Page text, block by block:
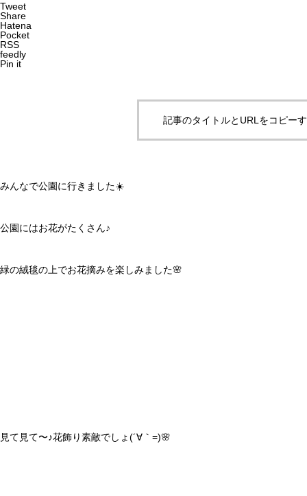
Tweet
Share
Hatena
Pocket
RSS
feedly
Pin it
記事のタイトルとURLをコピー
みんなで公園に行きました☀️
公園にはお花がたくさん♪
緑の絨毯の上でお花摘みを楽しみました🌸
見て見て〜♪花飾り素敵でしょ(´∀｀=)🌸